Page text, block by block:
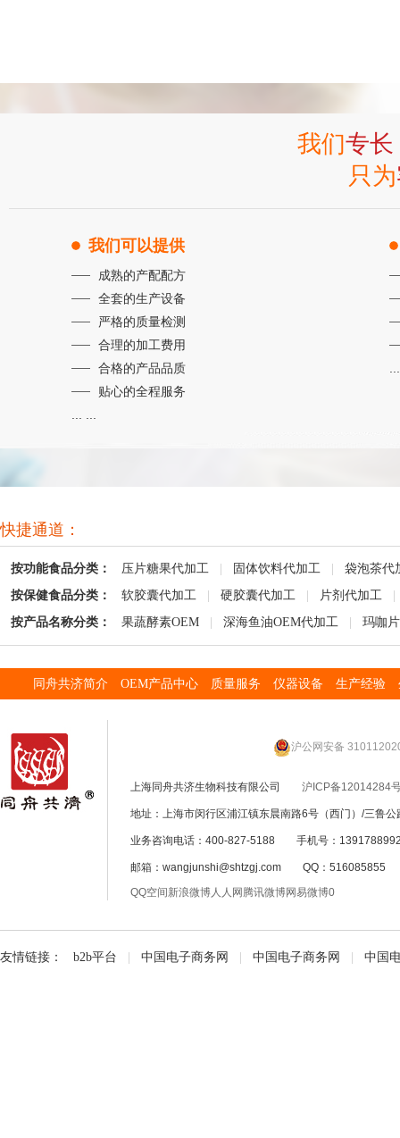
我们专长
只为
我们可以提供
成熟的产配配方
全套的生产设备
严格的质量检测
合理的加工费用
合格的产品品质
贴心的全程服务
快捷通道：
按功能食品分类： 压片糖果代加工 固体饮料代加工
袋泡茶代
按保健食品分类：
软胶囊代加工 硬胶囊代加工 片剂代加工
按产品名称分类：
果蔬酵素OEM 深海鱼油OEM代加工 玛咖
同舟共济简介 OEM产品中心 质量服务 仪器设备 生产经验
沪公网安备
上海同舟共济生物科技有限公司 沪ICP备12014284
地址：上海市闵行区浦江镇东晨南路6号（西门）/三鲁
业务咨询电话：400-827-5188 手机号：
邮箱：wangjunshi@shtzgj.com QQ：516085855
QQ空间 新浪微博人人网 腾讯微博网易微博0
友情链接： b2b平台 中国电子商务网 中国电子商务网 中国